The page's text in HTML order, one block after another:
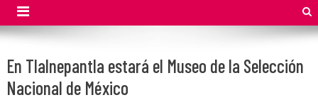
En Tlalnepantla estará el Museo de la Selección
Nacional de México